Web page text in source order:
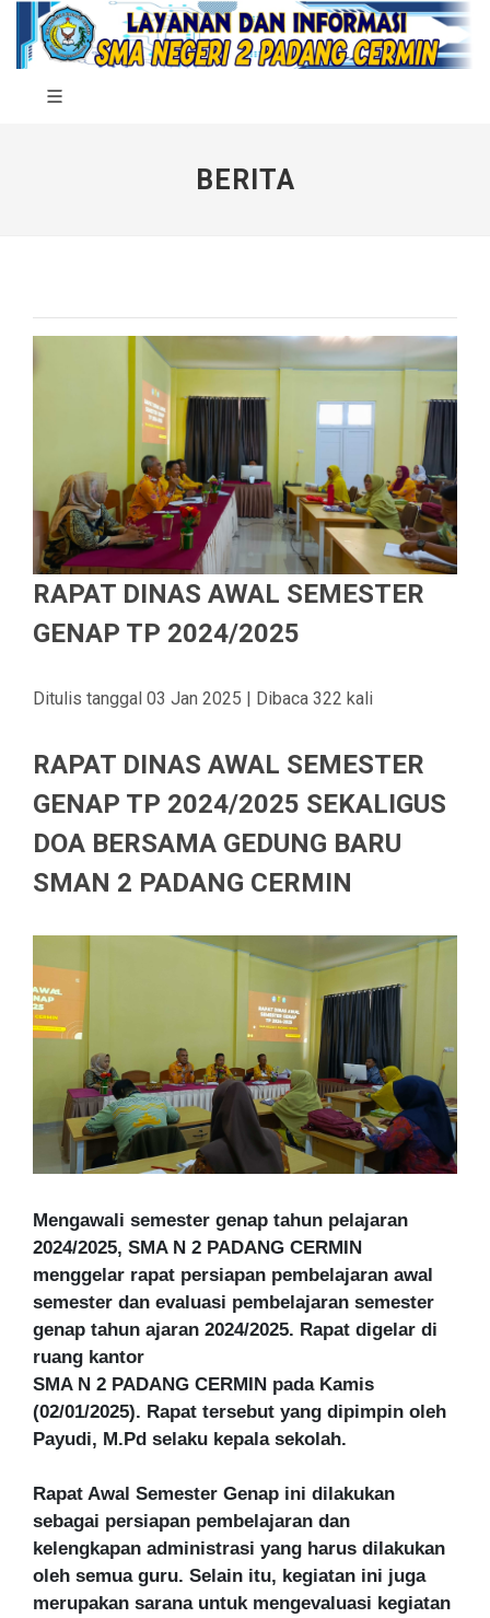
BERITA
RAPAT DINAS AWAL SEMESTER
GENAP TP 2024/2025
Ditulis tanggal 03 Jan 2025 | Dibaca 322 kali
RAPAT DINAS AWAL SEMESTER
GENAP TP 2024/2025 SEKALIGUS
DOA BERSAMA GEDUNG BARU
SMAN 2 PADANG CERMIN
Mengawali semester genap tahun pelajaran
2024/2025, SMA N 2 PADANG CERMIN
menggelar rapat persiapan pembelajaran awal
semester dan evaluasi pembelajaran semester
genap tahun ajaran 2024/2025. Rapat digelar di
ruang kantor
SMA N 2 PADANG CERMIN pada Kamis
(02/01/2025). Rapat tersebut yang dipimpin oleh
Payudi, M.Pd selaku kepala sekolah.
Rapat Awal Semester Genap ini dilakukan
sebagai persiapan pembelajaran dan
kelengkapan administrasi yang harus dilakukan
oleh semua guru. Selain itu, kegiatan ini juga
merupakan sarana untuk mengevaluasi kegiatan